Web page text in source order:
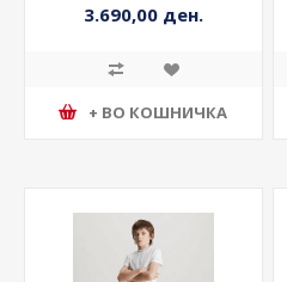
3.690,00 ден.
+ ВО КОШНИЧКА